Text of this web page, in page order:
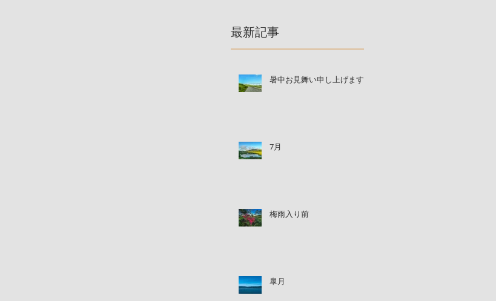
最新記事
暑中お見舞い申し上げます
7月
梅雨入り前
皐月